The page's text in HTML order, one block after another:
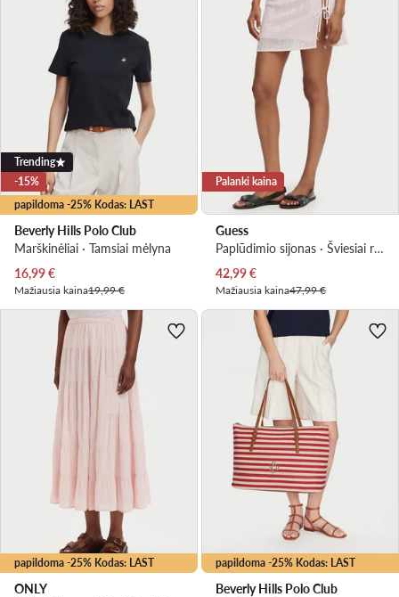
papildoma -25% Kodas: LAST
Trending
-15%
Beverly Hills Polo Club
Marškinėliai · Tamsiai mėlyna
Dabartinė kaina
16,99€
Mažiausia kaina19,99 €
Palanki kaina
Guess
Paplūdimio sijonas · Šviesiai rožinė
Dabartinė kaina
42,99€
Mažiausia kaina47,99 €
papildoma -25% Kodas: LAST
ONLY
papildoma -25% Kodas: LAST
Beverly Hills Polo Club